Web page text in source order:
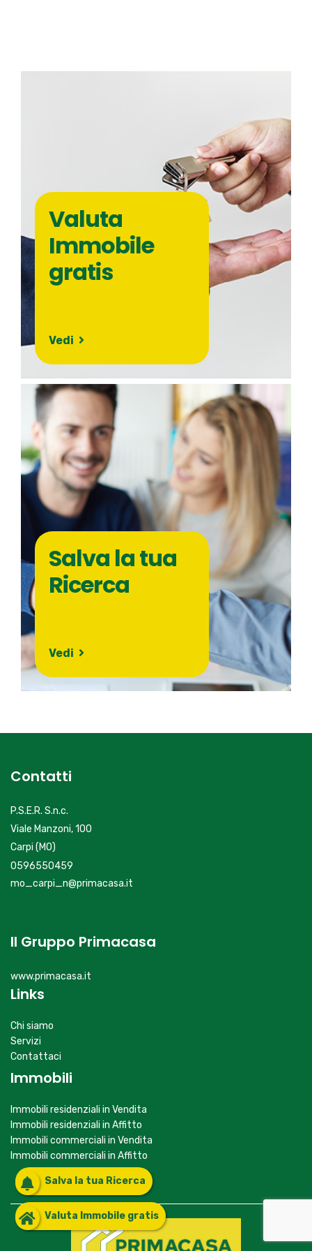
Salva la tua Ricerca
Valuta Immobile gratis
Valuta
Immobile
gratis
Vedi
Salva la tua
Ricerca
Vedi
Contatti
P.S.E.R. S.n.c.
Viale Manzoni, 100
Carpi (MO)
0596550459
mo_carpi_n@primacasa.it
Il Gruppo Primacasa
www.primacasa.it
Links
Chi siamo
Servizi
Contattaci
Immobili
Immobili residenziali in Vendita
Immobili residenziali in Affitto
Immobili commerciali in Vendita
Immobili commerciali in Affitto